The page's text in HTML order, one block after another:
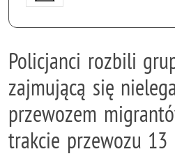
Policjanci rozbili
zajmującą się
przewozem
trakcie przewozu 13